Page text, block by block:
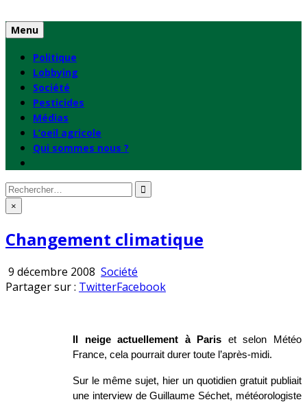
to
content
Menu
Politique
Lobbying
Société
Pesticides
Médias
L’oeil agricole
Qui sommes nous ?
Rechercher
: ×
Changement climatique
9 décembre 2008 Publié
en
Société
Partager sur : TwitterFacebook
Il neige actuellement à Paris et selon Météo
France, cela pourrait durer toute l’après-midi.
Sur le même sujet, hier un quotidien gratuit publiait
une interview de Guillaume Séchet, météorologiste